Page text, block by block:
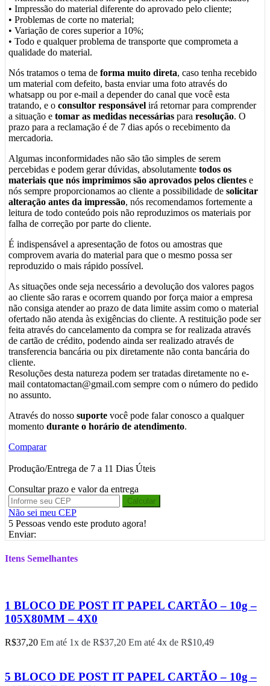
• Impressão do material diferente do aprovado pelo cliente;
• Problemas de corte no material;
• Variação de cores superior a 10%;
• Todo e qualquer problema de transporte que comprometa a
qualidade do material.
Nós tratamos o tema de forma muito direta, caso tenha recebido
um material com defeito, basta enviar uma foto através do
whatsapp ou por e-mail a depender do canal que você esta
tratando, e o consultor responsável irá retornar para comprender
a situação e tomar as medidas necessárias para resolução. O
prazo para a reclamação é de 7 dias após o recebimento da
mercadoria.
Algumas inconformidades não são tão simples de serem
percebidas e podem gerar dúvidas, absolutamente todos os
materiais que nós imprimimos são aprovados pelos clientes e
nós sempre proporcionamos ao cliente a possibilidade de solicitar
alteração antes da impressão, nós recomendamos fortemente a
leitura de todo conteúdo pois não reproduzimos os materiais por
falha de correção por parte do cliente.
É indispensável a apresentação de fotos ou amostras que
comprovem avaria do material para que o mesmo possa ser
reproduzido o mais rápido possível.
As situações onde seja necessário a devolução dos valores pagos
ao cliente são raras e ocorrem quando por força maior a empresa
não consiga atender ao prazo de data limite assim como o material
ofertado não atenda às exigências do cliente. A restituição pode ser
feita através do cancelamento da compra se for realizada através
de cartão de crédito, podendo ainda ser realizado através de
transferencia bancária ou pix diretamente não conta bancária do
cliente.
Resoluções desta natureza podem ser tratadas diretamente no e-
mail contatomactan@gmail.com sempre com o número do pedido
no assunto.
Através do nosso suporte você pode falar conosco a qualquer
momento durante o horário de atendimento.
Comparar
Produção/Entrega de 7 a 11 Dias Úteis
Consultar prazo e valor da entrega
Calcular
Não sei meu CEP
5 Pessoas vendo este produto agora!
Enviar:
Itens Semelhantes
1 BLOCO DE POST IT PAPEL CARTÃO – 10g –
105X80MM – 4X0
R$37,20 Em até 1x de R$37,20 Em até 4x de R$10,49
5 BLOCO DE POST IT PAPEL CARTÃO – 10g –